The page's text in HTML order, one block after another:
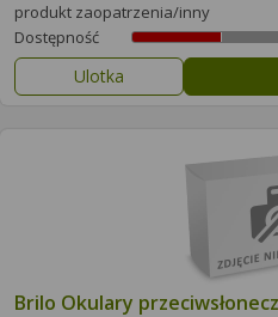
produkt zaopatrzenia/inny
Dostępność
Ulotka
Brilo Okulary